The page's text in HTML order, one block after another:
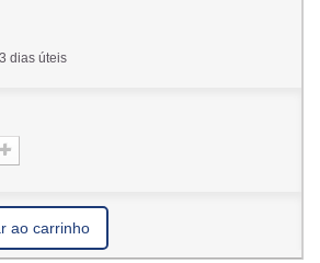
dias úteis
ao carrinho